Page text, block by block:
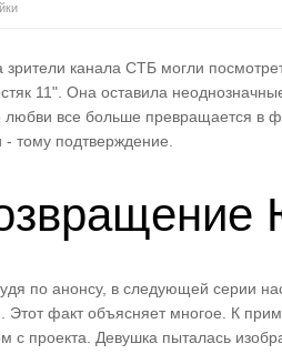
зрители канала СТБ могли
11". Она оставила
любви все больше превращается в
- тому подтверждение.
по анонсу, в следующей серии
Этот факт объясняет многое. К
с проекта. Девушка пыталась